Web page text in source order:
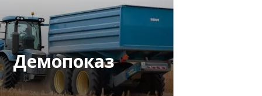
Демопоказ